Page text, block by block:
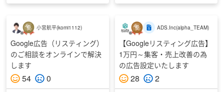
小宮航平(komi1112)
Google広告（リスティング）
のご相談をオンラインで解決
します
54 0
ADS.Inc(alpha_TEAM)
【Googleリスティング広告】
1万円～集客・売上改善の為
の広告設定いたします
28 2